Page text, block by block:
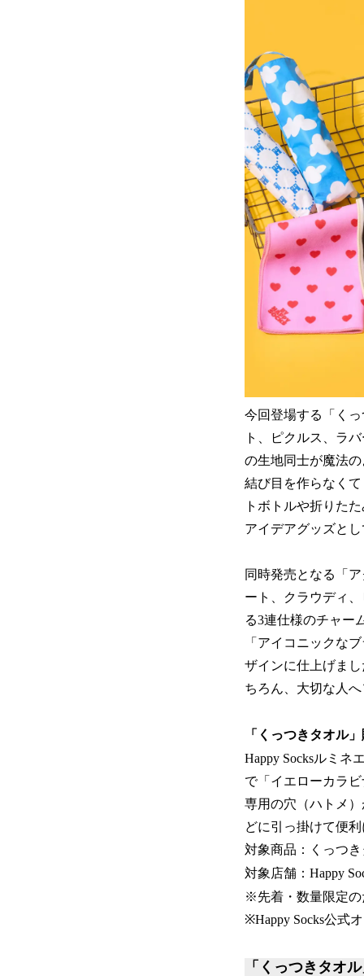
今回登場する「く
ト、ピクルス、ラ
の生地同士が魔法
結び目を作らなく
トボトルや折りた
アイデアグッズと
同時発売となる「
ート、クラウディ
る3連仕様のチャー
「アイコニックな
ザインに仕上げま
ちろん、大切な人
「くっつきタオル
Happy Socksルミネ
で「イエローカラ
専用の穴（ハトメ
どに引っ掛けて便
対象商品：くっつ
対象店舗：Happy
※先着・数量限定の
※Happy Socks公式
「くっつきタオ